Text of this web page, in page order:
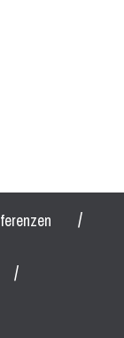
/
/